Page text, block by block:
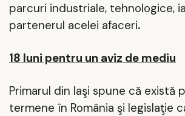
parcuri industriale, tehnologice,
partenerul acelei afaceri.
18 luni pentru un aviz de mediu
Primarul din Iaşi spune că există
termene în România şi legislaţie